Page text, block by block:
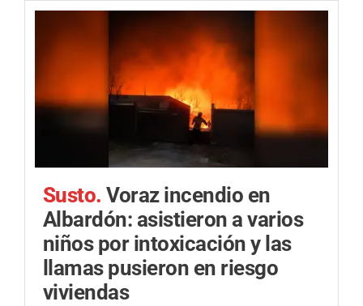
Susto.Voraz incendio en
Albardón: asistieron a varios
niños por intoxicación y las
llamas pusieron en riesgo
viviendas